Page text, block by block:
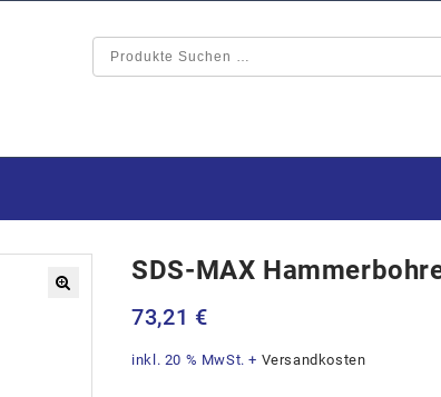
SDS-MAX
73,21 €
inkl. 20 % MwSt. + Versandkosten